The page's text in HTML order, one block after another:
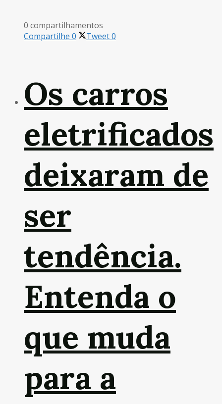
0 compartilhamentos
Compartilhe 0 Tweet0
Os carros
eletrificados
deixaram de
ser
tendência.
Entenda o
que muda
para a